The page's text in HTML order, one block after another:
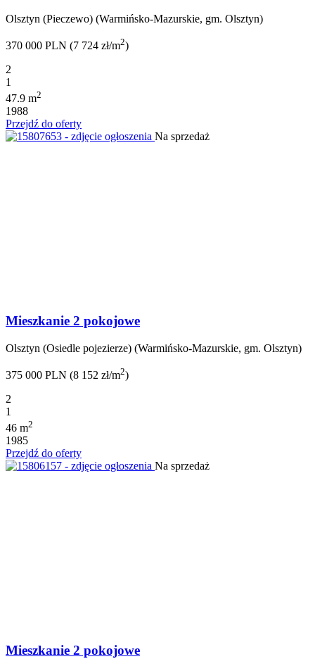
Olsztyn (Pieczewo) (Warmińsko-Mazurskie, gm. Olsztyn)
370 000 PLN (7 724 zł/m2)
2
1
47.9 m2
1988
Przejdź do oferty
Na sprzedaż
Mieszkanie 2 pokojowe
Olsztyn (Osiedle pojezierze) (Warmińsko-Mazurskie, gm. Olsztyn)
375 000 PLN (8 152 zł/m2)
2
1
46 m2
1985
Przejdź do oferty
Na sprzedaż
Mieszkanie 2 pokojowe